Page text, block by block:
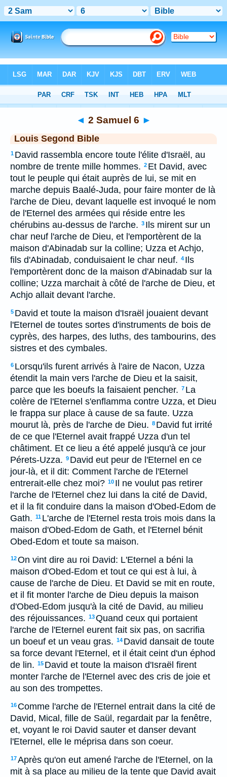
> 2 Samuel 6
◄ 2 Samuel 6 ►
Louis Segond Bible
1 David rassembla encore toute l'élite d'Israël, au
nombre de trente mille hommes. 2 Et David, avec
tout le peuple qui était auprès de lui, se mit en
marche depuis Baalé-Juda, pour faire monter de là
l'arche de Dieu, devant laquelle est invoqué le nom
de l'Eternel des armées qui réside entre les
chérubins au-dessus de l'arche. 3 Ils mirent sur un
char neuf l'arche de Dieu, et l'emportèrent de la
maison d'Abinadab sur la colline; Uzza et Achjo,
fils d'Abinadab, conduisaient le char neuf. 4 Ils
l'emportèrent donc de la maison d'Abinadab sur la
colline; Uzza marchait à côté de l'arche de Dieu, et
Achjo allait devant l'arche.
5 David et toute la maison d'Israël jouaient devant
l'Eternel de toutes sortes d'instruments de bois de
cyprès, des harpes, des luths, des tambourins, des
sistres et des cymbales.
6 Lorsqu'ils furent arrivés à l'aire de Nacon, Uzza
étendit la main vers l'arche de Dieu et la saisit,
parce que les boeufs la faisaient pencher. 7 La
colère de l'Eternel s'enflamma contre Uzza, et Dieu
le frappa sur place à cause de sa faute. Uzza
mourut là, près de l'arche de Dieu. 8 David fut irrité
de ce que l'Eternel avait frappé Uzza d'un tel
châtiment. Et ce lieu a été appelé jusqu'à ce jour
Pérets-Uzza. 9 David eut peur de l'Eternel en ce
jour-là, et il dit: Comment l'arche de l'Eternel
entrerait-elle chez moi? 10 Il ne voulut pas retirer
l'arche de l'Eternel chez lui dans la cité de David,
et il la fit conduire dans la maison d'Obed-Edom de
Gath. 11 L'arche de l'Eternel resta trois mois dans la
maison d'Obed-Edom de Gath, et l'Eternel bénit
Obed-Edom et toute sa maison.
12On vint dire au roi David: L'Eternel a béni la
maison d'Obed-Edom et tout ce qui est à lui, à
cause de l'arche de Dieu. Et David se mit en route,
et il fit monter l'arche de Dieu depuis la maison
d'Obed-Edom jusqu'à la cité de David, au milieu
des réjouissances. 13Quand ceux qui portaient
l'arche de l'Eternel eurent fait six pas, on sacrifia
un boeuf et un veau gras. 14 David dansait de toute
sa force devant l'Eternel, et il était ceint d'un éphod
de lin. 15 David et toute la maison d'Israël firent
monter l'arche de l'Eternel avec des cris de joie et
au son des trompettes.
16 Comme l'arche de l'Eternel entrait dans la cité de
David, Mical, fille de Saül, regardait par la fenêtre,
et, voyant le roi David sauter et danser devant
l'Eternel, elle le méprisa dans son coeur.
17Après qu'on eut amené l'arche de l'Eternel, on la
mit à sa place au milieu de la tente que David avait